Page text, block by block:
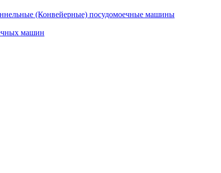
(Конвейерные) посудомоечные машины
машин